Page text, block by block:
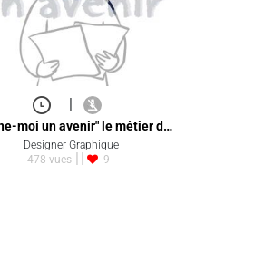
|
moi un avenir" le métier d…
Designer Graphique
478 vues
9